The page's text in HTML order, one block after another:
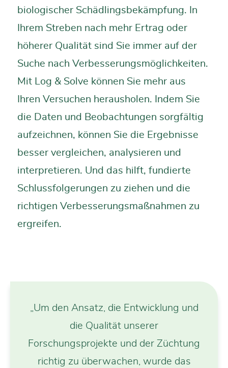
biologischer Schädlingsbekämpfung. In
Ihrem Streben nach mehr Ertrag oder
höherer Qualität sind Sie immer auf der
Suche nach Verbesserungsmöglichkeiten.
Mit Log & Solve können Sie mehr aus
Ihren Versuchen herausholen. Indem Sie
die Daten und Beobachtungen sorgfältig
aufzeichnen, können Sie die Ergebnisse
besser vergleichen, analysieren und
interpretieren. Und das hilft, fundierte
Schlussfolgerungen zu ziehen und die
richtigen Verbesserungsmaßnahmen zu
ergreifen.
„Um den Ansatz, die Entwicklung und
die Qualität unserer
Forschungsprojekte und der Züchtung
richtig zu überwachen, wurde das